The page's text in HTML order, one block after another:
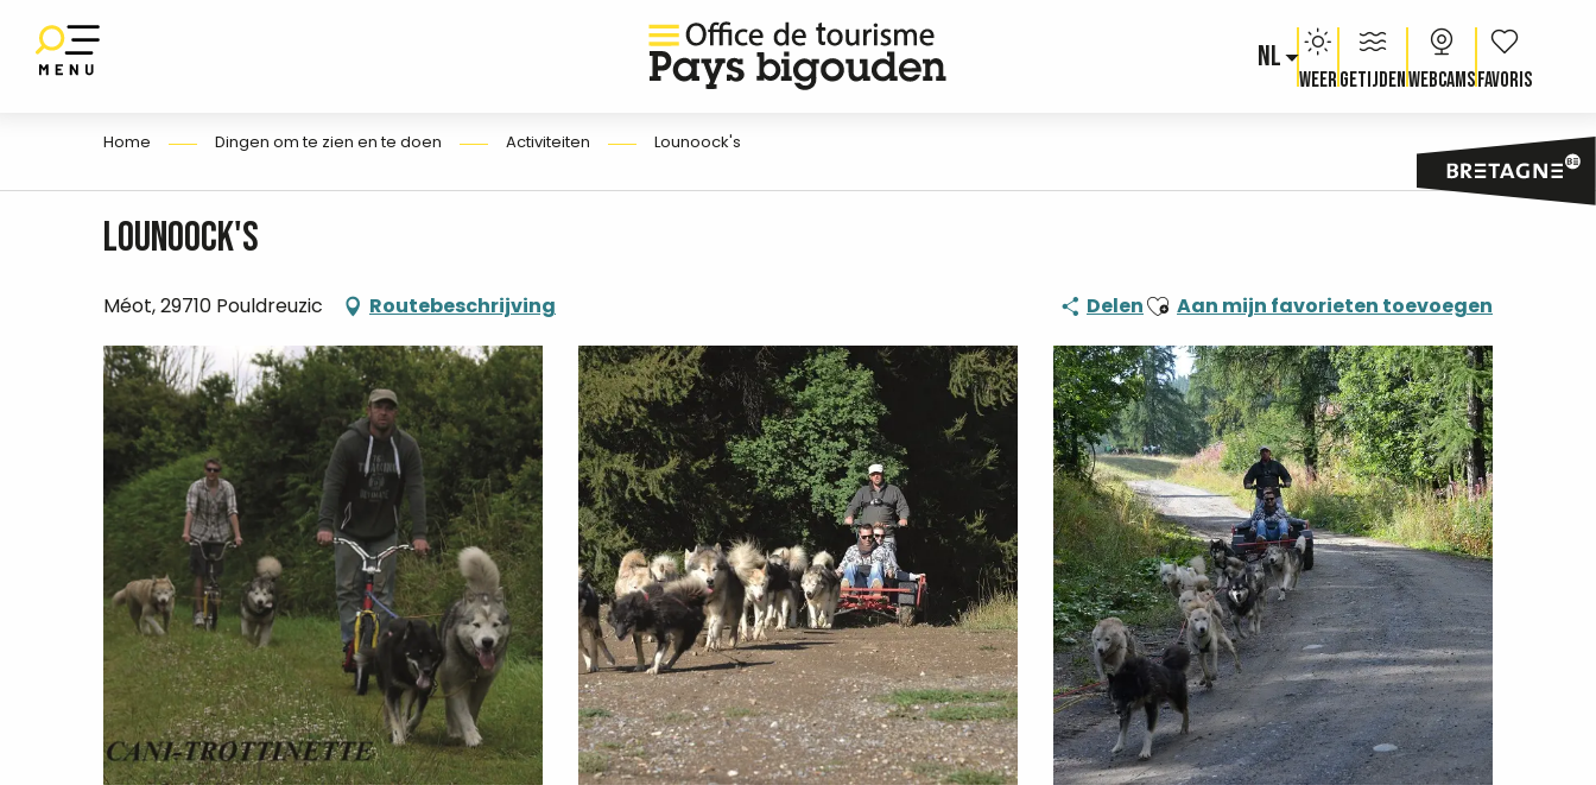
contenu
NL
WeerGetijdenWebcams Voir les
Home Dingen om te zien en te doen Activiteiten Lounoock's
Lounoock's
Méot, 29710 Pouldreuzic Routebeschrijving DelenAjouter aux favoris
Aan mijn favorieten toevoegen